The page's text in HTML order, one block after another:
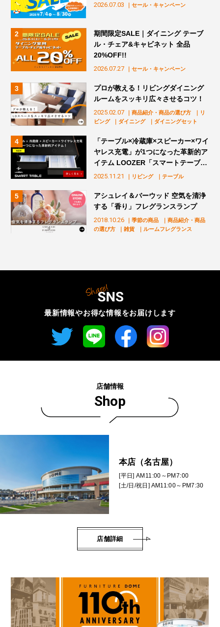
2026.07.03 ｜セール・キャンペーン
2026.07.27 ｜セール・キャンペーン
期間限定SALE｜ダイニング テーブ
ル・チェア&キャビネット 全品
20%OFF!!
2025.02.07 ｜商品紹介・商品の選び方
｜リ
ビング
｜ダイニング ｜ダイニングセット
プロが教える！リビングダイニング
ルームをスッキリ広々させるコツ！
2025.11.21 ｜リビング ｜テーブル
「テーブル×冷蔵庫×スピーカー×ワイ
ヤレス充電」が1つになった革新的ア
イテム LOOZER「スマートテーブ
ル」販売スタート！
2018.10.26 ｜季節の商品
｜商品紹介・商品
の選び方
｜雑貨 ｜ルームフレグランス
アシュレイ＆バーウッド 空気を清浄
する「香り」フレグランスランプ
店舗情報
Shop
本店（名古屋）
[平日] AM11:00～PM7:00
[土/日/祝日] AM11:00～PM7:30
店舗詳細
最新情報やお得な情報をお届けします